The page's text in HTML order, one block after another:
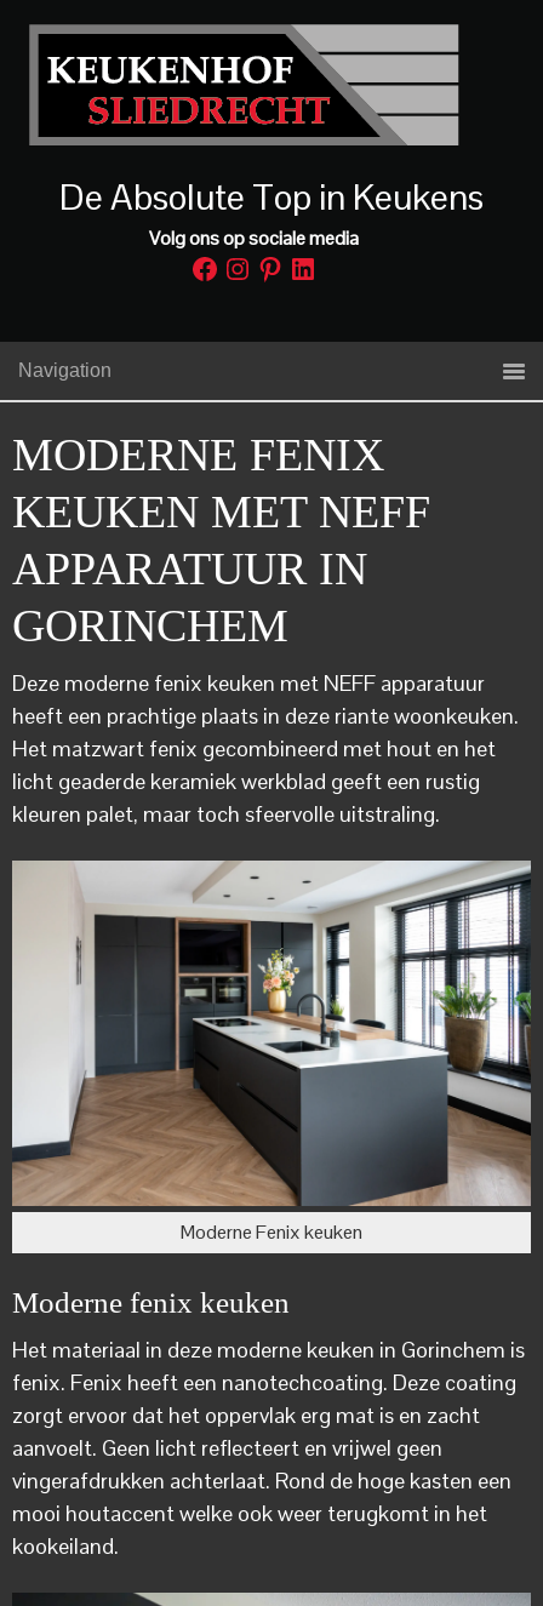
De Absolute Top in Keukens
Volg ons op sociale media
Facebook
Instagram
PinterestLinkedIn
Navigation
MODERNE FENIX
KEUKEN MET NEFF
APPARATUUR IN
GORINCHEM
Deze moderne fenix keuken met NEFF apparatuur
heeft een prachtige plaats in deze riante woonkeuken.
Het matzwart fenix gecombineerd met hout en het
licht geaderde keramiek werkblad geeft een rustig
kleuren palet, maar toch sfeervolle uitstraling.
Moderne Fenix keuken
Moderne fenix keuken
Het materiaal in deze moderne keuken in Gorinchem is
fenix. Fenix heeft een nanotechcoating. Deze coating
zorgt ervoor dat het oppervlak erg mat is en zacht
aanvoelt. Geen licht reflecteert en vrijwel geen
vingerafdrukken achterlaat. Rond de hoge kasten een
mooi houtaccent welke ook weer terugkomt in het
kookeiland.